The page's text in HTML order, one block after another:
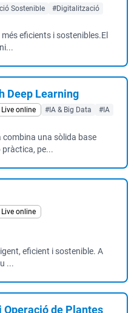
Sostenible #Digitalització
eficients i sostenibles.El
Deep Learning
Live online #IA & Big Data #IA
una sòlida base
pe...
Live online
eficient i sostenible. A
...
de Plantes